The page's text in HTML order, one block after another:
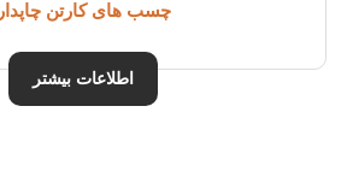
چسب های کارتن چاپدار
اطلاعات بیشتر